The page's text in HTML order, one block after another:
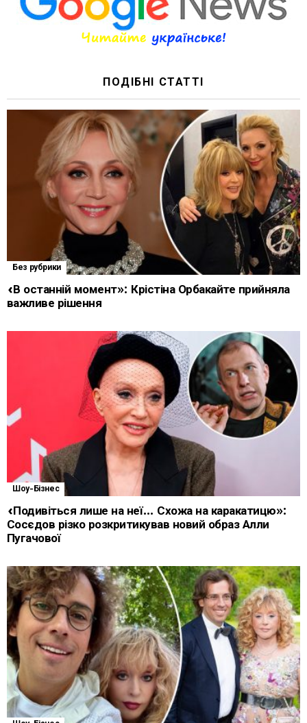
ПОДІБНІ СТАТТІ
Без рубрики
«В останній момент»: Крістіна Орбакайте прийняла
важливе рішення
Шоу-Бізнес
«Подивіться лише на неї… Схожа на каракатицю»:
Сосєдов різко розкритикував новий образ Алли
Пугачової